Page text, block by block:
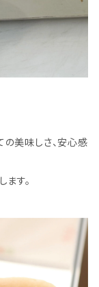
の美味しさ、安心感
す。